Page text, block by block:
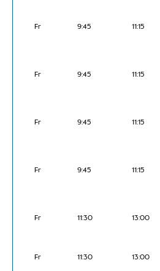
Fr 9:45 11:15
Fr 9:45 11:15
Fr 9:45 11:15
Fr 9:45 11:15
Fr 11:30 13:00
Fr 11:30 13:00